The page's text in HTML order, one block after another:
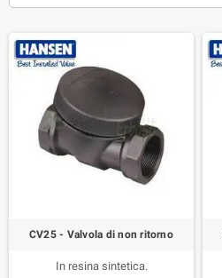
CV25 - Valvola di non ritorno
In resina sintetica.